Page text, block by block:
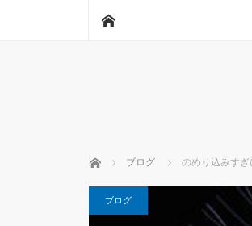
ホーム ブログ のめり込みすぎ
ブログ